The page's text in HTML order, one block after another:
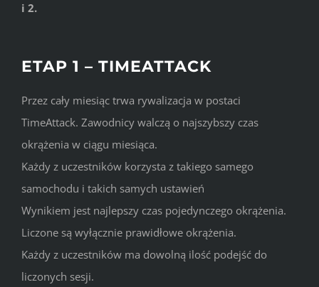
i 2.
ETAP 1 – TIMEATTACK
Przez cały miesiąc trwa rywalizacja w postaci
TimeAttack. Zawodnicy walczą o najszybszy czas
okrążenia w ciągu miesiąca.
Każdy z uczestników korzysta z takiego samego
samochodu i takich samych ustawień
Wynikiem jest najlepszy czas pojedynczego okrążenia.
Liczone są wyłącznie prawidłowe okrążenia.
Każdy z uczestników ma dowolną ilość podejść do
liczonych sesji.